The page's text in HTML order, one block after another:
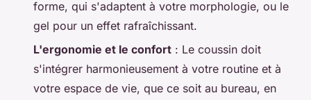
forme, qui s'adaptent à votre morphologie, ou le
gel pour un effet rafraîchissant.
L'ergonomie et le confort : Le coussin doit
s'intégrer harmonieusement à votre routine et à
votre espace de vie, que ce soit au bureau, en